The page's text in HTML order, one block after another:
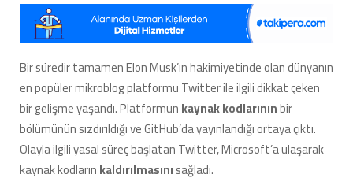
Sızdırıldığı
ve
Herkese
Açık
Bir
Şekilde
Paylaşıldığı
Ortaya
Çıktı:
Elon
Bir süredir tamamen Elon Musk’ın hakimiyetinde olan dünyanın
en popüler mikroblog platformu Twitter ile ilgili dikkat çeken
bir gelişme yaşandı. Platformunkaynak kodlarınınbir
bölümünün sızdırıldığı ve GitHub’da yayınlandığı ortaya çıktı.
Olayla ilgili yasal süreç başlatan Twitter, Microsoft’a ulaşarak
kaynak kodlarınkaldırılmasınısağladı.